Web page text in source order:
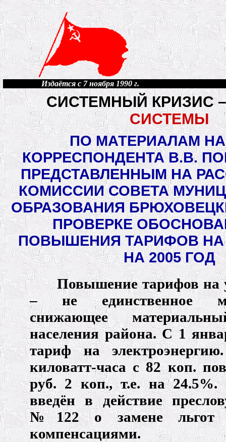
Издаётся с 7 ноября 1990 г.
СИСТЕМНЫЙ КРИЗИС
СИСТЕМЫ
ПО МАТЕРИАЛАМ
КОРРЕСПОНДЕНТА В.В.
ПРЕДСТАВЛЕННЫМ НА
КОМИССИИ СОВЕТА
ОБРАЗОВАНИЯ
ПРОВЕРКЕ
ПОВЫШЕНИЯ ТАРИФОВ НА
НА 2005 ГОД
Повышение тарифов
– не единственное
снижающее
населения района. С 1
тариф на
киловатт-часа с 82 коп.
руб. 2 коп., т.е. на
введён в действие
№122 о замене льгот
компенсациями.